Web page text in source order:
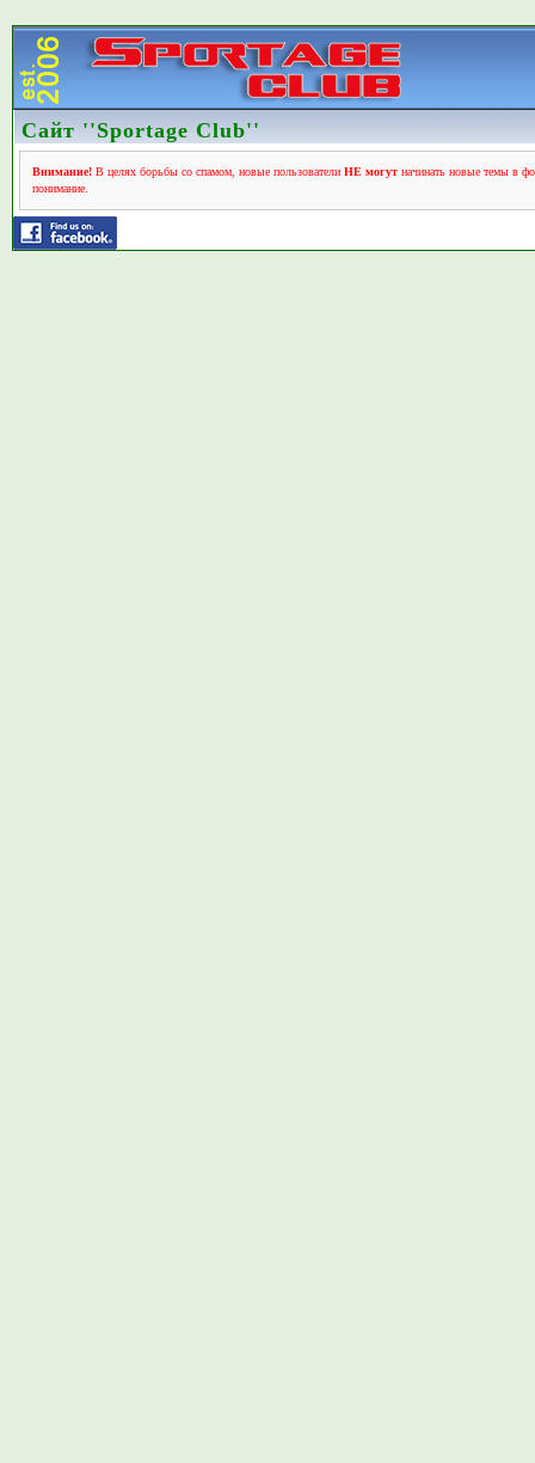
Сайт ''Sportage Club''
Внимание!В целях борьбы со спамом, новые пользователи НЕ могутначинать новые темы в
понимание.